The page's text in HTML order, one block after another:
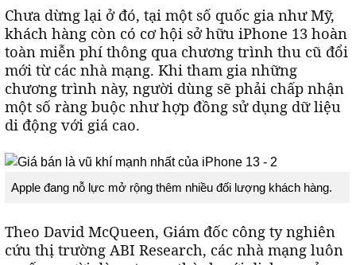
Chưa dừng lại ở đó, tại một số quốc gia như Mỹ,
khách hàng còn có cơ hội sở hữu iPhone 13 hoàn
toàn miễn phí thông qua chương trình thu cũ đổi
mới từ các nhà mạng. Khi tham gia những
chương trình này, người dùng sẽ phải chấp nhận
một số ràng buộc như hợp đồng sử dụng dữ liệu
di động với giá cao.
Apple đang nỗ lực mở rộng thêm nhiều đối lượng khách hàng.
Theo David McQueen, Giám đốc công ty nghiên
cứu thị trường ABI Research, các nhà mạng luôn